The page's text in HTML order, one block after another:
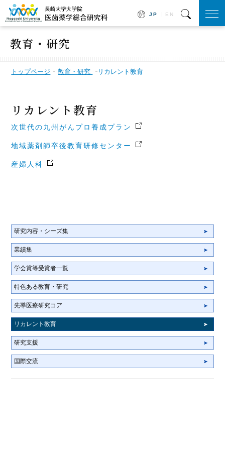
JP EN
教育・研究
トップページ 教育・研究 リカレント教育
研究内容・シーズ集
業績集
学会賞等受賞者一覧
特色ある教育・研究
先導医療研究コア
リカレント教育
研究支援
国際交流
リカレント教育
次世代の九州がんプロ養成プラン
地域薬剤師卒後教育研修センター
産婦人科